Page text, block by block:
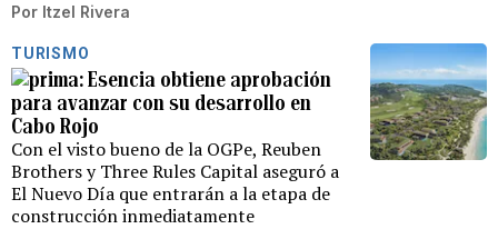
Por Itzel Rivera
TURISMO
Esencia obtiene aprobación
para avanzar con su desarrollo en
Cabo Rojo
Con el visto bueno de la OGPe, Reuben
Brothers y Three Rules Capital aseguró a
El Nuevo Día que entrarán a la etapa de
construcción inmediatamente